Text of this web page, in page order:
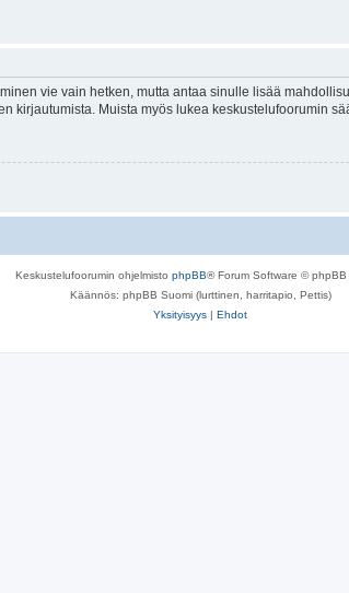
vie vain hetken, mutta antaa sinulle lisää
kirjautumista. Muista myös lukea keskustelufoorumin
Keskustelufoorumin ohjelmisto phpBB® Forum Software © phpBB
Käännös: phpBB Suomi (lurttinen, harritapio, Pettis)
Yksityisyys | Ehdot